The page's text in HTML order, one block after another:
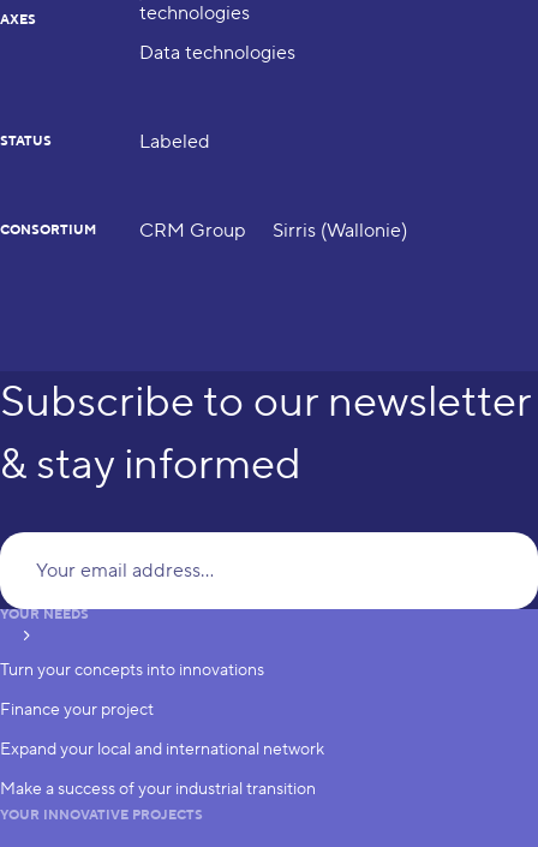
AXES
technologies
Data technologies
STATUS Labeled
CONSORTIUM CRM Group Sirris (Wallonie)
Subscribe to our newsletter
& stay informed
subscribe
YOUR NEEDS
Turn your concepts into innovations
Finance your project
Expand your local and international network
Make a success of your industrial transition
YOUR INNOVATIVE PROJECTS